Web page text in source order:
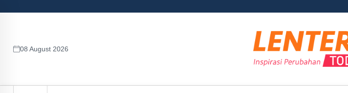
08 August 2026